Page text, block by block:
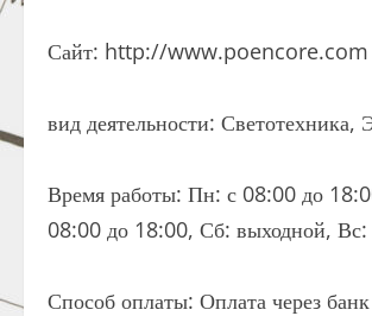
Сайт: http://www.poencore.com
вид деятельности:
Время работы: Пн: с 08:00 до
08:00 до 18:00, Сб: выходной, Вс:
Способ оплаты: Оплата через банк